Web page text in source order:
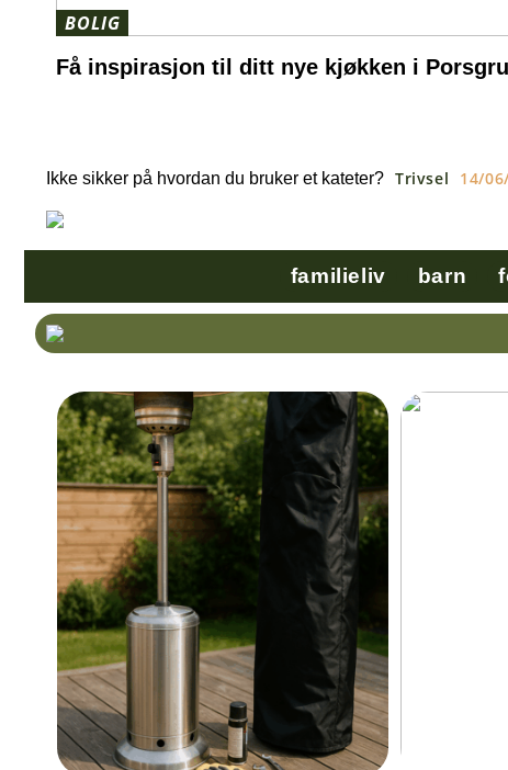
BOLIG
Få inspirasjon til ditt nye kjøkken i
Ikke sikker på hvordan du bruker et kateter? Trivsel 14/
familieliv barn